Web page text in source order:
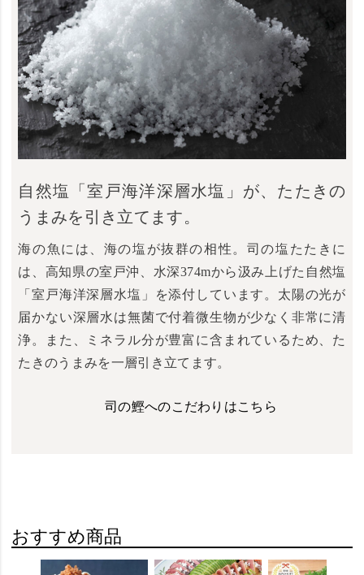
自然塩「室戸海洋深層水塩」が、たたきの
うまみを引き立てます。
海の魚には、海の塩が抜群の相性。司の塩たたきに
は、高知県の室戸沖、水深374mから汲み上げた自然塩
「室戸海洋深層水塩」を添付しています。太陽の光が
届かない深層水は無菌で付着微生物が少なく非常に清
浄。また、ミネラル分が豊富に含まれているため、た
たきのうまみを一層引き立てます。
司の鰹へのこだわりはこちら
おすすめ商品